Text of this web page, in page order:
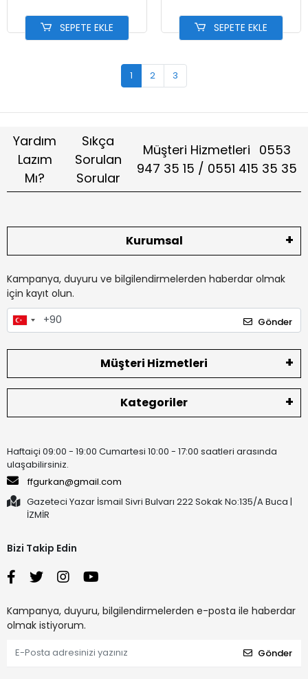
SEPETE EKLE SEPETE EKLE
1 2 3
Yardım
Lazım
Mı?
Sıkça
Sorulan
Sorular
Müşteri Hizmetleri 0553
947 35 15 / 0551 415 35 35
Kurumsal
Kampanya, duyuru ve bilgilendirmelerden haberdar olmak
için kayıt olun.
Gönder
Müşteri Hizmetleri
Kategoriler
Haftaiçi 09:00 - 19:00 Cumartesi 10:00 - 17:00 saatleri arasında
ulaşabilirsiniz.
ffgurkan@gmail.com
Gazeteci Yazar İsmail Sivri Bulvarı 222 Sokak No:135/A Buca |
İZMİR
Bizi Takip Edin
Kampanya, duyuru, bilgilendirmelerden e-posta ile haberdar
olmak istiyorum.
Gönder